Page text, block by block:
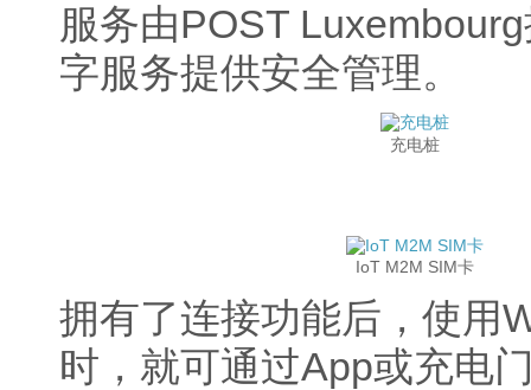
服务由POST
字服务提供安全管理。
充电桩
IoT M2M SIM卡
拥有了连接功能后，使用
时，就可通过App或充电